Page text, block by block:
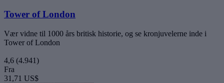
Tower of London
Vær vidne til 1000 års britisk historie, og se kronjuvelerne inde i
Tower of London
4,6 (4.941)
Fra
31,71 US$